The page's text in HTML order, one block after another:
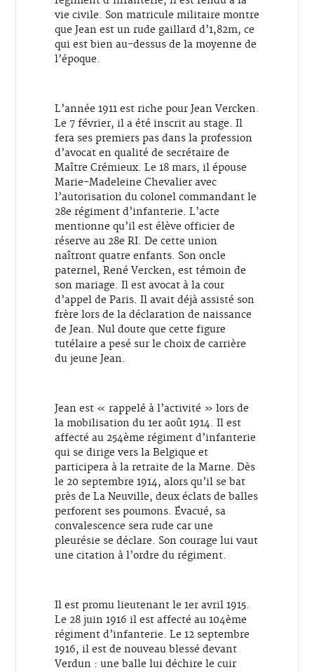
vie civile. Son matricule militaire montre
que Jean est un rude gaillard d’1,82m, ce
qui est bien au-dessus de la moyenne de
l’époque.
L’année 1911 est riche pour Jean Vercken.
Le 7 février, il a été inscrit au stage. Il
fera ses premiers pas dans la profession
d’avocat en qualité de secrétaire de
Maître Crémieux. Le 18 mars, il épouse
Marie-Madeleine Chevalier avec
l’autorisation du colonel commandant le
28e régiment d’infanterie. L’acte
mentionne qu’il est élève officier de
réserve au 28e RI. De cette union
naîtront quatre enfants. Son oncle
paternel, René Vercken, est témoin de
son mariage. Il est avocat à la cour
d’appel de Paris. Il avait déjà assisté son
frère lors de la déclaration de naissance
de Jean. Nul doute que cette figure
tutélaire a pesé sur le choix de carrière
du jeune Jean.
Jean est « rappelé à l’activité » lors de
la mobilisation du 1er août 1914. Il est
affecté au 254ème régiment d’infanterie
qui se dirige vers la Belgique et
participera à la retraite de la Marne. Dès
le 20 septembre 1914, alors qu’il se bat
près de La Neuville, deux éclats de balles
perforent ses poumons. Évacué, sa
convalescence sera rude car une
pleurésie se déclare. Son courage lui vaut
une citation à l’ordre du régiment.
Il est promu lieutenant le 1er avril 1915.
Le 28 juin 1916 il est affecté au 104ème
régiment d’infanterie. Le 12 septembre
1916, il est de nouveau blessé devant
Verdun : une balle lui déchire le cuir